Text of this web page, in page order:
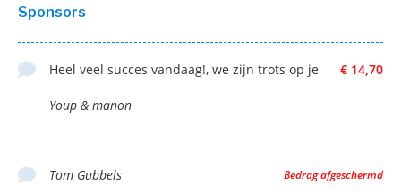
Sponsors
€ 14,70
Heel veel succes vandaag!, we zijn trots op je
Youp & manon
Bedrag afgeschermd
Tom Gubbels